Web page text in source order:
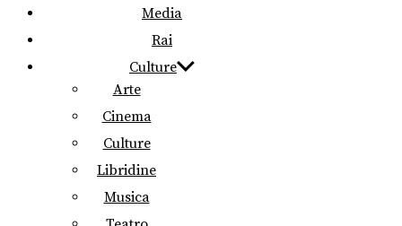
Media
Rai
Culture
Arte
Cinema
Culture
Libridine
Musica